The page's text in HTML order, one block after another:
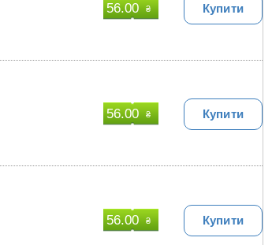
56.00 ₴ Купити
56.00 ₴ Купити
56.00 ₴ Купити